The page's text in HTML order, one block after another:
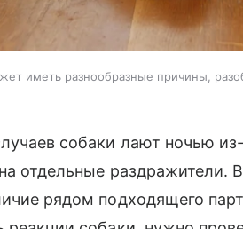
иметь разнообразные причины,
собаки лают ночью
отдельные раздражители.
рядом подходящего